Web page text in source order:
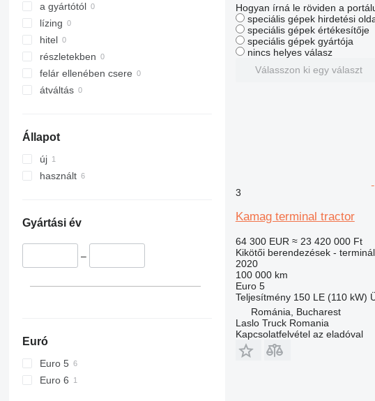
a gyártótól
lízing
hitel
részletekben
felár ellenében csere
átváltás
Állapot
új
használt
Gyártási év
–
Euró
Euro 5
Euro 6
Hogyan írná le röviden a
speciális gépek hirdetési
speciális gépek értékesítője
speciális gépek gyártója
nincs helyes válasz
Válasszon ki egy választ
3
Kamag terminal tractor
64 300 EUR ≈ 23 420 000 Ft
Kikötői berendezések -
2020
100 000 km
Euro 5
Teljesítmény 150 LE (110 kW)
Románia, Bucharest
Laslo Truck Romania
Kapcsolatfelvétel az eladóval